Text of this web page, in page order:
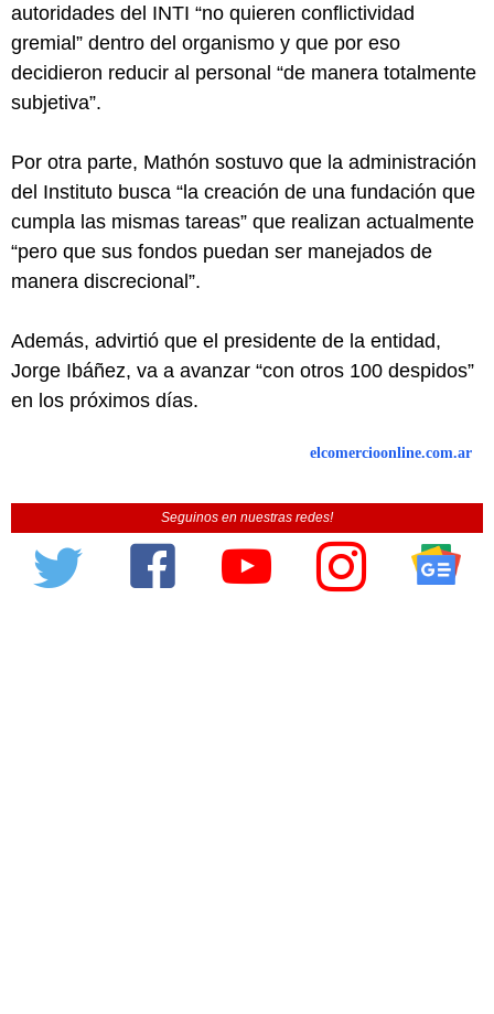
autoridades del INTI “no quieren conflictividad
gremial” dentro del organismo y que por eso
decidieron reducir al personal “de manera totalmente
subjetiva”.
Por otra parte, Mathón sostuvo que la administración
del Instituto busca “la creación de una fundación que
cumpla las mismas tareas” que realizan actualmente
“pero que sus fondos puedan ser manejados de
manera discrecional”.
Además, advirtió que el presidente de la entidad,
Jorge Ibáñez, va a avanzar “con otros 100 despidos”
en los próximos días.
elcomercioonline.com.ar
Seguinos en nuestras redes!